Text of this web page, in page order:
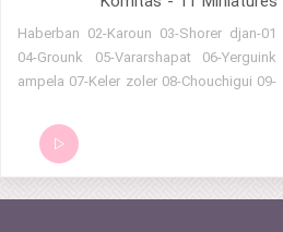
01-Haberban 02-Karoun 03-Shorer djan
04-Grounk 05-Vararshapat 06-Yerguink
ampela 07-Keler zoler 08-Chouchigui 09-